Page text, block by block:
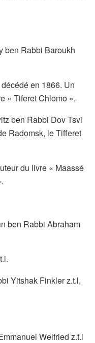
ben Rabbi Baroukh
en 1866. Un
« Tiferet Chlomo ».
ben Rabbi Dov Tsvi
Radomsk, le Tifferet
du livre « Maassé
ben Rabbi Abraham
Yitshak Finkler z.t.l,
Welfried z.t.l